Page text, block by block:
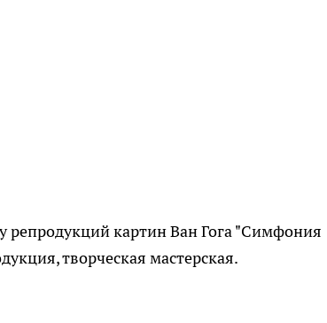
репродукций картин Ван Гога "Симфония
творческая мастерская.